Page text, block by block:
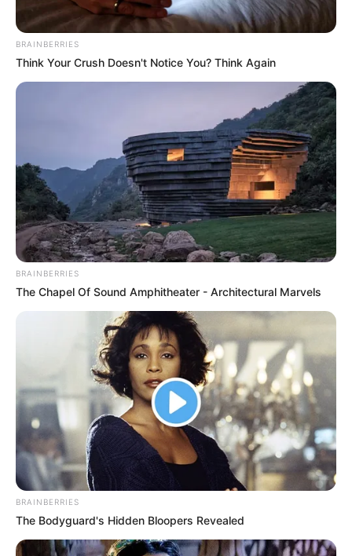
Karakternya juga pas untuk ubah rambut kayak gini.
Foto-foto Beby Tsabina
1. Ia sukatravelingke berbagai negara
(foto: instagram/bebytsabina)
BRAINBERRIES
Think Your Crush Doesn't Notice You? Think Again
BRAINBERRIES
The Chapel Of Sound Amphitheater - Architectural Marvels
BRAINBERRIES
The Bodyguard's Hidden Bloopers Revealed